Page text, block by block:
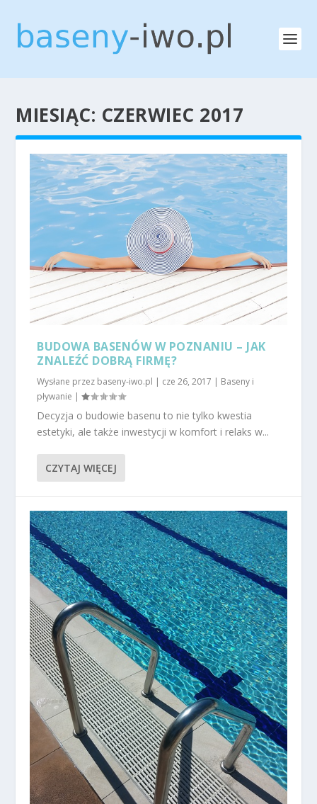
MIESIĄC: CZERWIEC 2017
BUDOWA BASENÓW W POZNANIU – JAK
ZNALEŹĆ DOBRĄ FIRMĘ?
Wysłane przez baseny-iwo.pl | cze 26, 2017 | Baseny i
pływanie |
Decyzja o budowie basenu to nie tylko kwestia
estetyki, ale także inwestycji w komfort i relaks w...
CZYTAJ WIĘCEJ